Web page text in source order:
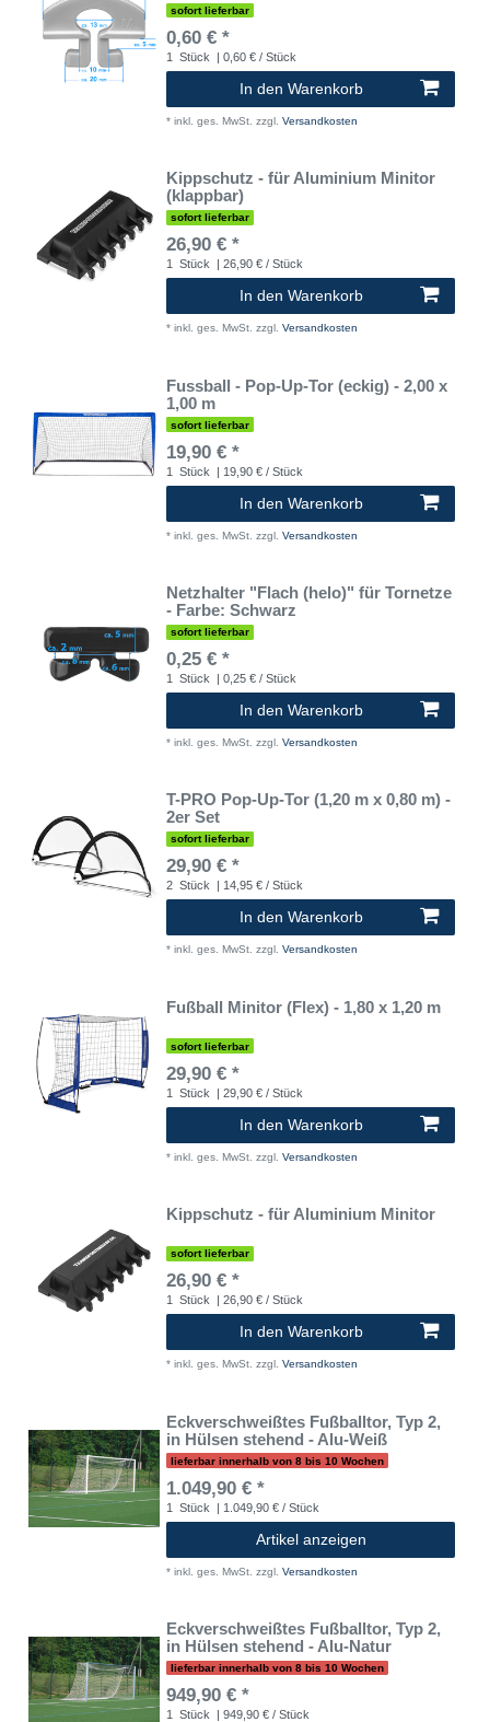
sofort lieferbar
0,60 € *
1 Stück | 0,60 € / Stück
In den Warenkorb
* inkl. ges. MwSt. zzgl. Versandkosten
Kippschutz - für Aluminium Minitor
(klappbar)
sofort lieferbar
26,90 € *
1 Stück | 26,90 € / Stück
In den Warenkorb
* inkl. ges. MwSt. zzgl. Versandkosten
Fussball - Pop-Up-Tor (eckig) - 2,00 x
1,00 m
sofort lieferbar
19,90 € *
1 Stück | 19,90 € / Stück
In den Warenkorb
* inkl. ges. MwSt. zzgl. Versandkosten
Netzhalter "Flach (helo)" für Tornetze
- Farbe: Schwarz
sofort lieferbar
0,25 € *
1 Stück | 0,25 € / Stück
In den Warenkorb
* inkl. ges. MwSt. zzgl. Versandkosten
T-PRO Pop-Up-Tor (1,20 m x 0,80 m) -
2er Set
sofort lieferbar
29,90 € *
2 Stück | 14,95 € / Stück
In den Warenkorb
* inkl. ges. MwSt. zzgl. Versandkosten
Fußball Minitor (Flex) - 1,80 x 1,20 m
sofort lieferbar
29,90 € *
1 Stück | 29,90 € / Stück
In den Warenkorb
* inkl. ges. MwSt. zzgl. Versandkosten
Kippschutz - für Aluminium Minitor
sofort lieferbar
26,90 € *
1 Stück | 26,90 € / Stück
In den Warenkorb
* inkl. ges. MwSt. zzgl. Versandkosten
Eckverschweißtes Fußballtor, Typ 2,
in Hülsen stehend - Alu-Weiß
lieferbar innerhalb von 8 bis 10 Wochen
1.049,90 € *
1 Stück | 1.049,90 € / Stück
Artikel anzeigen
* inkl. ges. MwSt. zzgl. Versandkosten
Eckverschweißtes Fußballtor, Typ 2,
in Hülsen stehend - Alu-Natur
lieferbar innerhalb von 8 bis 10 Wochen
949,90 € *
1 Stück | 949,90 € / Stück